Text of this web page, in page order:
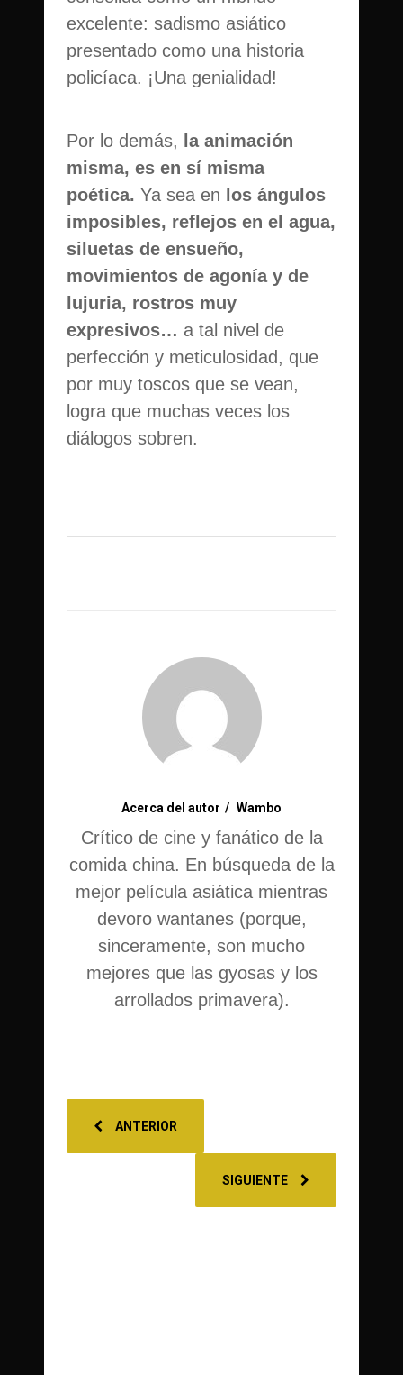
excelente: sadismo asiático
presentado como una historia
policíaca. ¡Una genialidad!
Por lo demás,
la animación
misma, es en sí misma
poética. Ya sea en los ángulos
imposibles, reflejos en el agua,
siluetas de ensueño,
movimientos de agonía y de
lujuria, rostros muy
expresivos… a tal nivel de
perfección y meticulosidad, que
por muy toscos que se vean,
logra que muchas veces los
diálogos sobren.
Acerca del autor Wambo
Crítico de cine y fanático de la
comida china. En búsqueda de la
mejor película asiática mientras
devoro wantanes (porque,
sinceramente, son mucho
mejores que las gyosas y los
arrollados primavera).
ANTERIOR
SIGUIENTE